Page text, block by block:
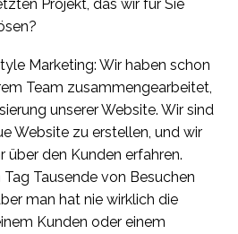
Projekt, das wir für Sie
Marketing: Wir haben schon
Team zusammengearbeitet,
unserer Website. Wir sind
Website zu erstellen, und wir
den Kunden erfahren.
Tausende von Besuchen
man hat nie wirklich die
Kunden oder einem